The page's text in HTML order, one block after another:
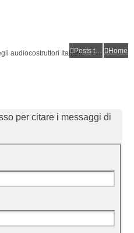
Posts toplist
Home
per citare i messaggi di